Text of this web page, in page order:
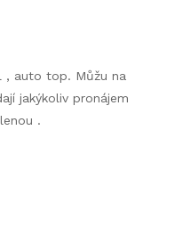
, auto top. Můžu na
jakýkoliv pronájem
.